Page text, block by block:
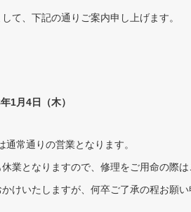
て、下記の通りご案内申し上げます。
1月4日（木）
常通りの営業となります。
業となりますので、修理をご用命の際は
けいたしますが、何卒ご了承の程お願い